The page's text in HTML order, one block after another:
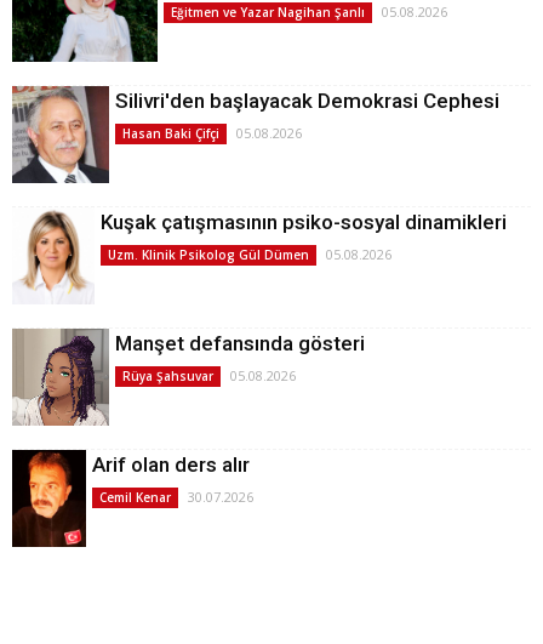
Eğitmen ve Yazar Nagihan Şanlı 05.08.2026
Silivri'den başlayacak Demokrasi Cephesi
Hasan Baki Çifçi 05.08.2026
Kuşak çatışmasının psiko-sosyal dinamikleri
Uzm. Klinik Psikolog Gül Dümen 05.08.2026
Manşet defansında gösteri
Rüya Şahsuvar 05.08.2026
Arif olan ders alır
Cemil Kenar 30.07.2026